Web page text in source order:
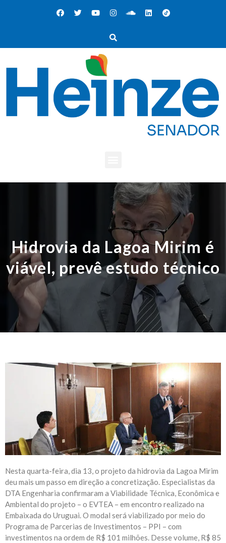
Hidrovia da Lagoa Mirim é
viável, prevê estudo técnico
Nesta quarta-feira, dia 13, o projeto da hidrovia da Lagoa Mirim
deu mais um passo em direção a concretização. Especialistas da
DTA Engenharia confirmaram a Viabilidade Técnica, Econômica e
Ambiental do projeto – o EVTEA – em encontro realizado na
Embaixada do Uruguai. O modal será viabilizado por meio do
Programa de Parcerias de Investimentos – PPI – com
investimentos na ordem de R$ 101 milhões. Desse volume, R$ 85